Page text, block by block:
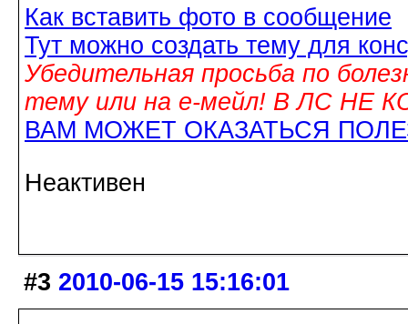
Как вставить фото в сообщение
Тут можно создать тему для
Убедительная просьба по
тему или на е-мейл! В ЛС НЕ
ВАМ МОЖЕТ ОКАЗАТЬСЯ
Неактивен
#3 2010-06-15 15:16:01